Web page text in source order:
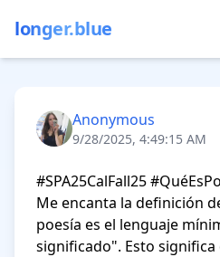
longer.blue
Anonymous
9/28/2025, 4:49:15 AM
#SPA25CalFall25
Me encanta la definición
poesía es el lenguaje
significado". Esto